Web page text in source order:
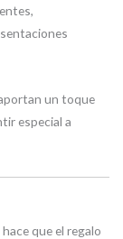
un toque
especial a
que el regalo